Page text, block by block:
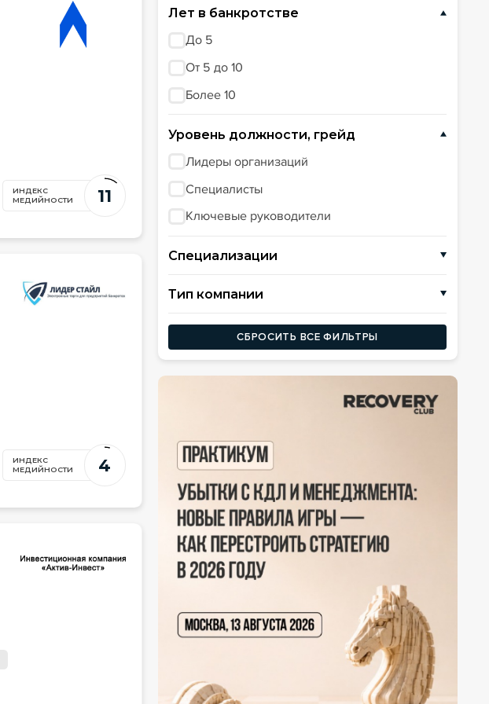
ИНДЕКС
МЕДИЙНОСТИ
11
ИНДЕКС
МЕДИЙНОСТИ
4
Лет в банкротстве
До 5
От 5 до 10
Более 10
Уровень должности, грейд
Лидеры организаций
Специалисты
Ключевые руководители
Специализации
Автоматизация бизнеса
Организация мероприятий
Литигация
Работа со стрессовыми активами
Слияния и поглощения (M&A)
Субсидиарная ответственность
Обучение
Взыскание долгов
Просветительская и научная деятельность
Защита АУ
Медиация и реструктуризация долгов
Уголовная защита
Тип компании
Юридические компании
СРО АУ
ЭТП
СБРОСИТЬ ВСЕ ФИЛЬТРЫ